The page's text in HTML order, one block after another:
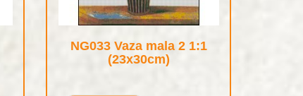
NG033 Vaza mala 2 1:1
(23x30cm)